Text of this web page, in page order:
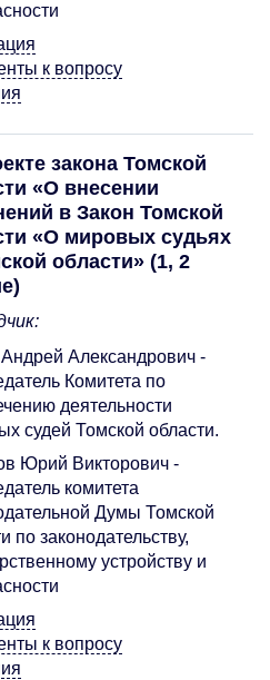
к вопросу
закона Томской
«О внесении
в Закон Томской
«О мировых судьях
области» (1, 2
Александрович -
Комитета по
деятельности
судей Томской области.
Юрий Викторович -
комитета
Думы Томской
по законодательству,
устройству и
к вопросу